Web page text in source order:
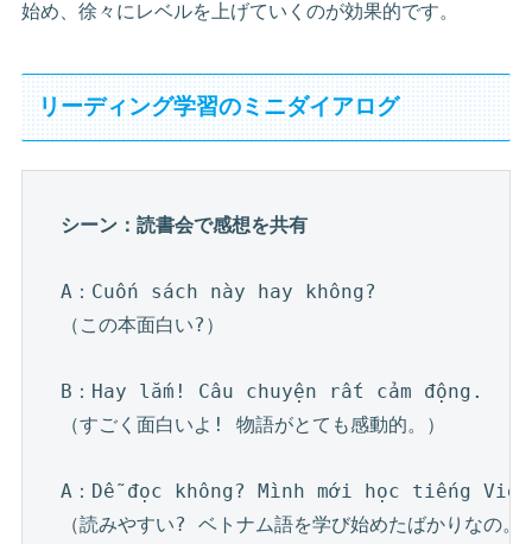
始め、徐々にレベルを上げていくのが効果的です。
リーディング学習のミニダイアログ
シーン：読書会で感想を共有
A：Cuốn sách này hay không?
（この本面白い?）
B：Hay lắm! Câu chuyện rất cảm động.
（すごく面白いよ! 物語がとても感動的。）
A：Dễ đọc không? Mình mới học tiếng
（読みやすい? ベトナム語を学び始めたばかりなの。